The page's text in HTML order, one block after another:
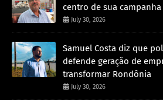
centro de sua campanha
July 30, 2026
Samuel Costa diz que
defende geração de
transformar Rondônia
July 30, 2026